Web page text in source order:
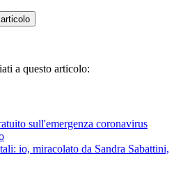
a questo articolo:
sull'emergenza coronavirus
io, miracolato da Sandra Sabattini,